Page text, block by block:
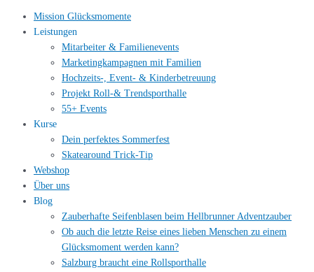
Mission Glücksmomente
Leistungen
Mitarbeiter & Familienevents
Marketingkampagnen mit Familien
Hochzeits-, Event- & Kinderbetreuung
Projekt Roll-& Trendsporthalle
55+ Events
Kurse
Dein perfektes Sommerfest
Skatearound Trick-Tip
Webshop
Über uns
Blog
Zauberhafte Seifenblasen beim Hellbrunner Adventzauber
Ob auch die letzte Reise eines lieben Menschen zu einem
Glücksmoment werden kann?
Salzburg braucht eine Rollsporthalle